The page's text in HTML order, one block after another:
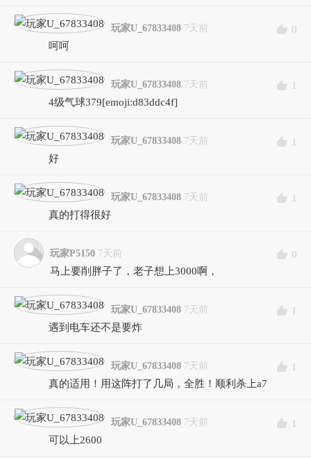
玩家U_67833408 7天前
0
呵呵
玩家U_67833408 7天前
1
4级气球379[emoji:d83ddc4f]
玩家U_67833408 7天前
1
好
玩家U_67833408 7天前
1
真的打得很好
玩家P5150 7天前
0
马上要削胖子了，老子想上3000啊，
玩家U_67833408 7天前
1
遇到电车还不是要炸
玩家U_67833408 7天前
1
真的适用！用这阵打了几局，全胜！顺利杀上a7
玩家U_67833408 7天前
1
可以上2600